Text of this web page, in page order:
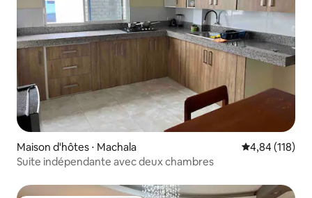
Maison d'hôtes ⋅ Machala Évaluation
4,84 (118)
Suite indépendante avec deux chambres